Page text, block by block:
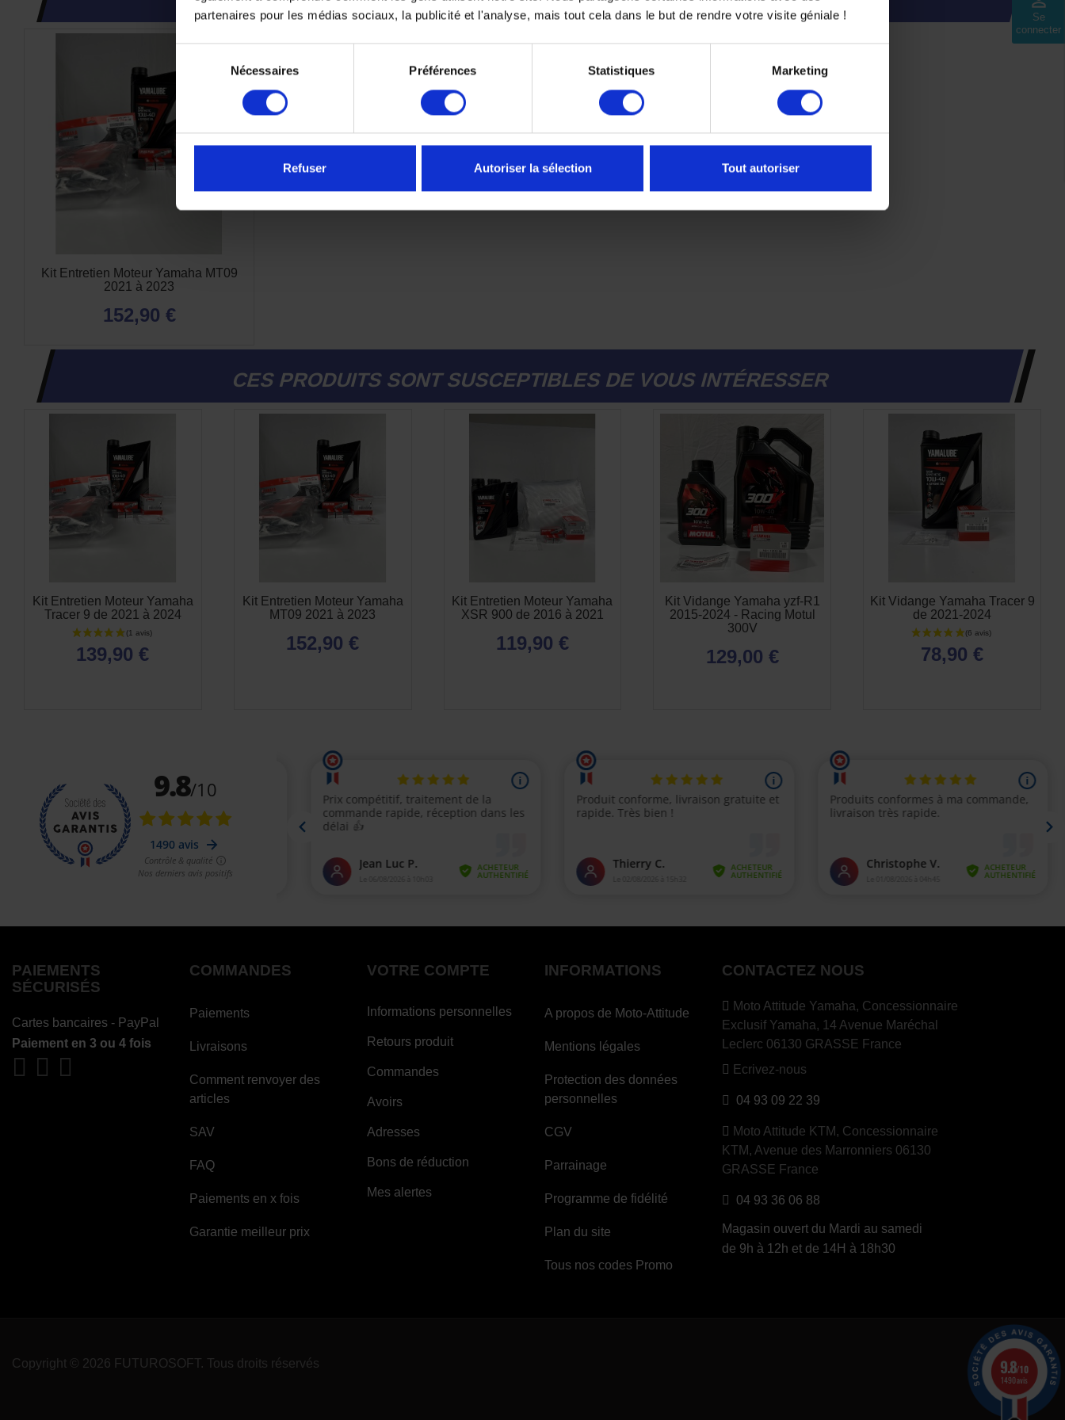
partenaires pour les médias sociaux, la publicité et l'analyse, mais tout cela dans le but de rendre votre visite géniale !
du
consentement
Nécessaires Préférences Statistiques Marketing
Refuser Autoriser la sélection Tout autoriser
Se
connecter
Kit Entretien Moteur Yamaha MT09
2021 à 2023
152,90 €
CES PRODUITS SONT SUSCEPTIBLES DE VOUS INTÉRESSER
Kit Entretien Moteur Yamaha
Tracer 9 de 2021 à 2024
139,90 €
Kit Entretien Moteur Yamaha
MT09 2021 à 2023
152,90 €
Kit Entretien Moteur Yamaha
XSR 900 de 2016 à 2021
119,90 €
Kit Vidange Yamaha yzf-R1
2015-2024 - Racing Motul
300V
129,00 €
Kit Vidange Yamaha Tracer 9
de 2021-2024
78,90 €
PAIEMENTS
SÉCURISÉS
Cartes bancaires - PayPal
Paiement en 3 ou 4 fois
COMMANDES
Paiements
Livraisons
Comment renvoyer des
articles
SAV
FAQ
Paiements en x fois
Garantie meilleur prix
VOTRE COMPTE
Informations personnelles
Retours produit
Commandes
Avoirs
Adresses
Bons de réduction
Mes alertes
INFORMATIONS
A propos de Moto-Attitude
Mentions légales
Protection des données
personnelles
CGV
Parrainage
Programme de fidélité
Plan du site
Tous nos codes Promo
CONTACTEZ NOUS
Moto Attitude Yamaha, Concessionnaire
Exclusif Yamaha, 14 Avenue Maréchal
Leclerc 06130 GRASSE France
Ecrivez-nous
04 93 09 22 39
Moto Attitude KTM, Concessionnaire
KTM, Avenue des Marronniers 06130
GRASSE France
04 93 36 06 88
Magasin ouvert du Mardi au samedi
de 9h à 12h et de 14H à 18h30
Copyright © 2026 FUTUROSOFT. Tous droits réservés 9.8/10
1490 avis